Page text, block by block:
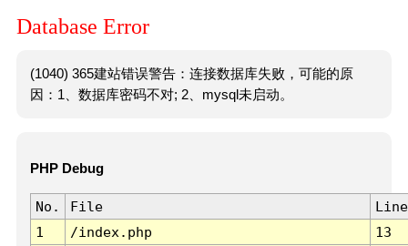
Database Error
(1040) 365建站错误警告：连接数据库失败，可能的原
因：1、数据库密码不对; 2、mysql未启动。
PHP Debug
No. File
Line
1
/index.php 13